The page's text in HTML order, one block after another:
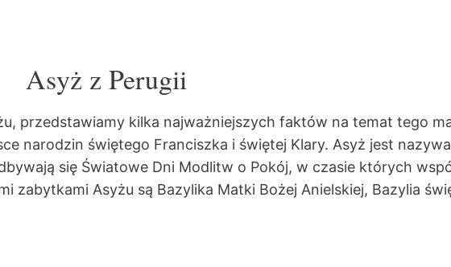
Asyż z Perugii
przedstawiamy kilka najważniejszych faktów na temat tego
narodzin świętego Franciszka i świętej Klary. Asyż jest
się Światowe Dni Modlitw o Pokój, w czasie których
zabytkami Asyżu są Bazylika Matki Bożej Anielskiej, Bazylia